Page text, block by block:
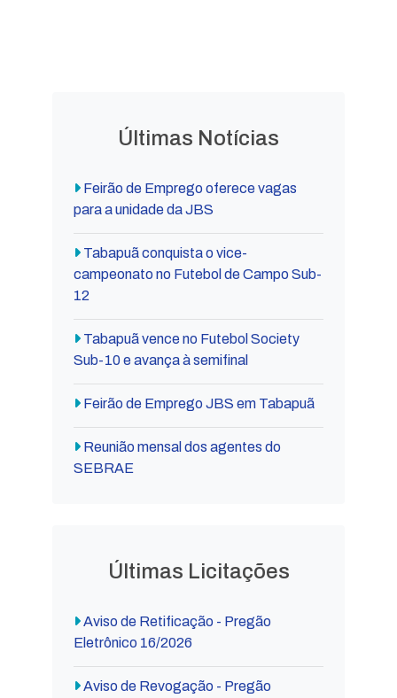
Últimas Notícias
Feirão de Emprego oferece vagas
para a unidade da JBS
Tabapuã conquista o vice-
campeonato no Futebol de Campo Sub-
12
Tabapuã vence no Futebol Society
Sub-10 e avança à semifinal
Feirão de Emprego JBS em Tabapuã
Reunião mensal dos agentes do
SEBRAE
Últimas Licitações
Aviso de Retificação - Pregão
Eletrônico 16/2026
Aviso de Revogação - Pregão